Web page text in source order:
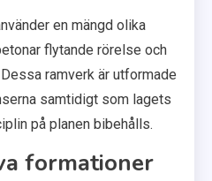
en mängd olika
flytande rörelse och
ramverk är utformade
samtidigt som lagets
på planen bibehålls.
formationer